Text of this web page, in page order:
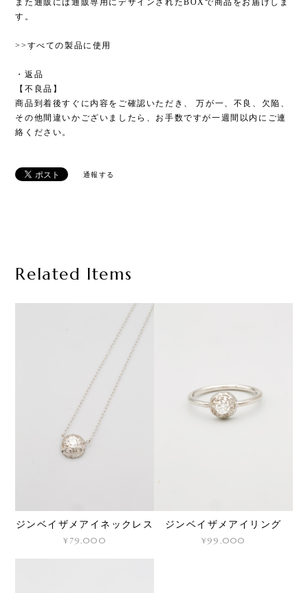
す。
>>すべての製品に使用
・返品
【不良品】
商品到着後すぐに内容をご確認いただき、 万が一、不良、欠陥、
その他間違いかございましたら、お手数ですが一週間以内にご連
絡ください。
通報する
Related Items
ジンベイザメアイネックレス
¥79,000
ジンベイザメアイリング
¥99,000